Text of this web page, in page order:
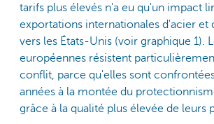
tarifs plus élevés n'a eu qu'un impact
exportations internationales d'acier et
vers les États-Unis (voir graphique 1).
européennes résistent
conflit, parce qu'elles sont
années à la montée du
grâce à la qualité plus élevée de leurs